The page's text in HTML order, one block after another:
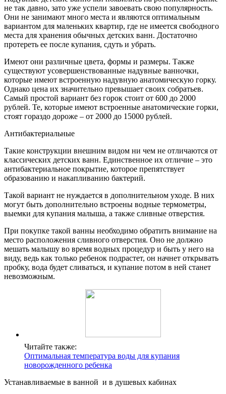
не так давно, зато уже успели завоевать свою популярность.
Они не занимают много места и являются оптимальным
вариантом для маленьких квартир, где не имеется свободного
места для хранения обычных детских ванн. Достаточно
протереть ее после купания, сдуть и убрать.
Имеют они различные цвета, формы и размеры. Также
существуют усовершенствованные надувные ванночки,
которые имеют встроенную надувную анатомическую горку.
Однако цена их значительно превышает своих собратьев.
Самый простой вариант без горок стоит от 600 до 2000
рублей. Те, которые имеют встроенные анатомические горки,
стоят гораздо дороже – от 2000 до 15000 рублей.
Антибактериальные
Такие конструкции внешним видом ни чем не отличаются от
классических детских ванн. Единственное их отличие – это
антибактериальное покрытие, которое препятствует
образованию и накапливанию бактерий.
Такой вариант не нуждается в дополнительном уходе. В них
могут быть дополнительно встроены водные термометры,
выемки для купания малыша, а также сливные отверстия.
При покупке такой ванны необходимо обратить внимание на
место расположения сливного отверстия. Оно не должно
мешать малышу во время водных процедур и быть у него на
виду, ведь как только ребенок подрастет, он начнет открывать
пробку, вода будет сливаться, и купание потом в ней станет
невозможным.
Читайте также:
Оптимальная температура воды для купания
новорожденного ребенка
Устанавливаемые в ванной и в душевых кабинах